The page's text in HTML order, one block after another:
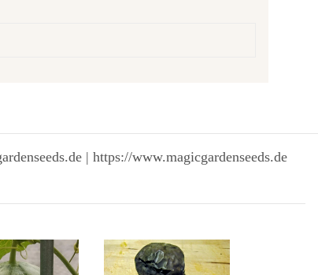
| https://www.magicgardenseeds.de